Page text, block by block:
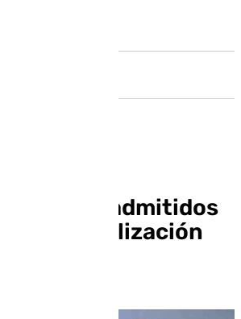
la lista de admitidos
de estabilización